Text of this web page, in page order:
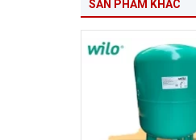
SẢN PHẨM KHÁC